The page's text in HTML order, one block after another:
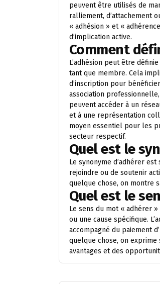
peuvent être utilisés de
ralliement, d’attachement
« adhésion » et «
d’implication active.
Comment
L’adhésion peut être
tant que membre. Cela
d’inscription pour
association
peuvent accéder à un
et à une représentation
moyen essentiel pour les
secteur respectif.
Quel est le
Le synonyme d’adhérer
rejoindre ou de soutenir
quelque chose, on montre
Quel est le
Le sens du mot « adhérer
ou une cause spécifique.
accompagné du paiement
quelque chose, on
avantages et des